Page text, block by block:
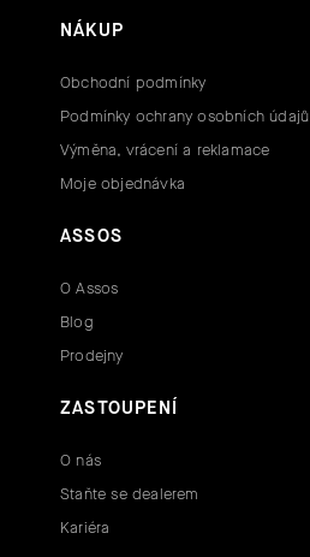
NÁKUP
Obchodní podmínky
Podmínky ochrany osobních údajů
Výměna, vrácení a reklamace
Moje objednávka
ASSOS
O Assos
Blog
Prodejny
ZASTOUPENÍ
O nás
Staňte se dealerem
Kariéra